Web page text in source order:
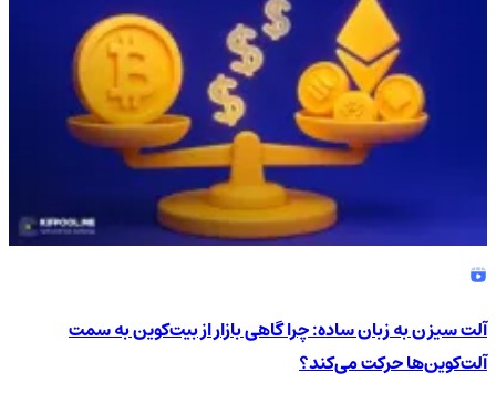
آلت سیزن به زبان ساده: چرا گاهی بازار از بیت‌کوین به سمت
آلت‌کوین‌ها حرکت می‌کند؟